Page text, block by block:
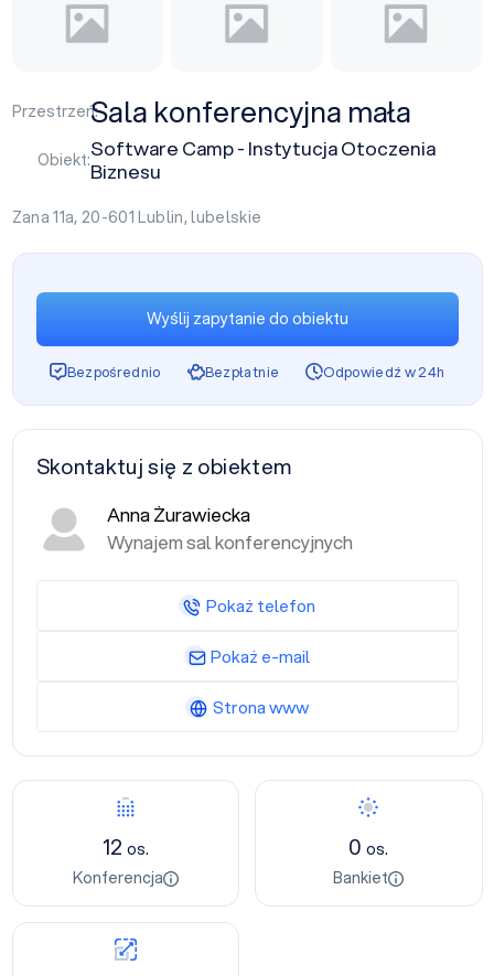
Przestrzeń:Sala konferencyjna mała
Obiekt:Software Camp - Instytucja Otoczenia
Biznesu
Zana 11a, 20-601Lublin,lubelskie
12 os.
Konferencja
0os.
Bankiet
Wyślij zapytanie do obiektu
Bezpośrednio Bezpłatnie Odpowiedź w 24h
Skontaktuj się z obiektem
Anna Żurawiecka
Wynajem sal konferencyjnych
Pokaż telefon
Pokaż e-mail
Strona www